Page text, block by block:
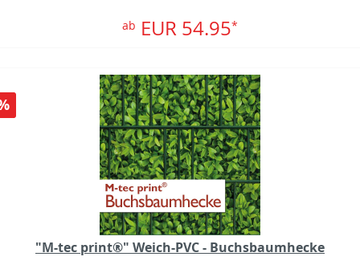
ab EUR 54.95*
"M-tec print®" Weich-PVC - Buchsbaumhecke